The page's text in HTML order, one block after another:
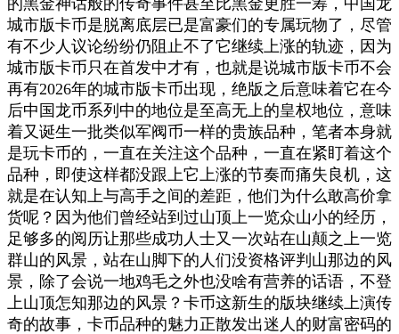
城市版卡币是脱离底层已是富豪们的专属玩物了，尽管
有不少人议论纷纷仍阻止不了它继续上涨的轨迹，因为
城市版卡币只在首发中才有，也就是说城市版卡币不会
再有2026年的城市版卡币出现，绝版之后意味着它在今
后中国龙币系列中的地位是至高无上的皇权地位，意味
着又诞生一批类似军阀币一样的贵族品种，笔者本身就
是玩卡币的，一直在关注这个品种，一直在紧盯着这个
品种，即使这样都没跟上它上涨的节奏而痛失良机，这
就是在认知上与高手之间的差距，他们为什么敢高价拿
货呢？因为他们曾经站到过山顶上一览众山小的经历，
足够多的阅历让那些成功人士又一次站在山颠之上一览
群山的风景，站在山脚下的人们没资格评判山那边的风
景，除了会说一地鸡毛之外也没啥有营养的话语，不登
上山顶怎知那边的风景？卡币这新生的版块继续上演传
奇的故事，卡币品种的魅力正散发出迷人的财富密码的